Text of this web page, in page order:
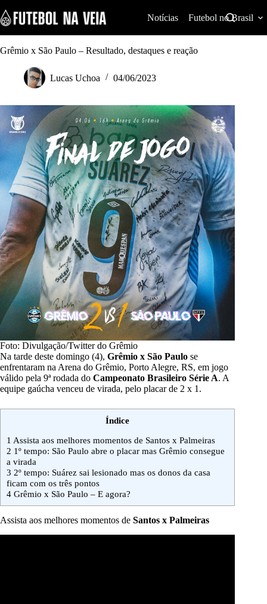
k
i
p
t
t
Notícias Futebol no Brasil
Grêmio x São Paulo – Resultado, destaques e reação
Lucas Uchoa 04/06/2023
Foto: Divulgação/Twitter do Grêmio
Na tarde deste domingo (4), Grêmio x São Paulo se
enfrentaram na Arena do Grêmio, Porto Alegre, RS, em jogo
válido pela 9ª rodada do Campeonato Brasileiro Série A. A
equipe gaúcha venceu de virada, pelo placar de 2 x 1.
Índice
1 Assista aos melhores momentos de Santos x Palmeiras
2 1º tempo: São Paulo abre o placar mas Grêmio consegue
a virada
3 2º tempo: Suárez sai lesionado mas os donos da casa
ficam com os três pontos
4 Grêmio x São Paulo – E agora?
Assista aos melhores momentos de Santos x Palmeiras